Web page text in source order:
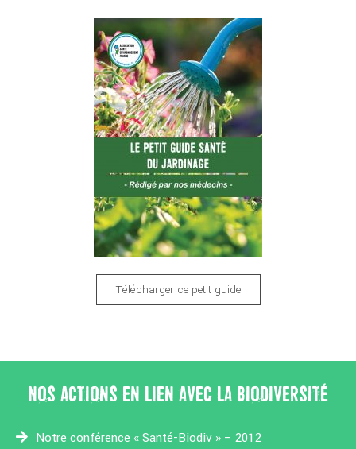
Télécharger ce petit guide
NOS ACTIONS EN LIEN AVEC LA BIODIVERSITÉ
Notre conférence « Santé-Biodiv » – 2012